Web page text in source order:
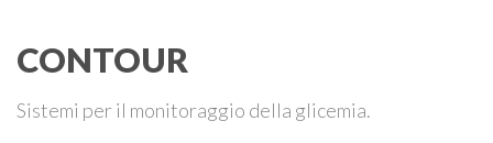
CONTOUR
Sistemi per il monitoraggio della glicemia.